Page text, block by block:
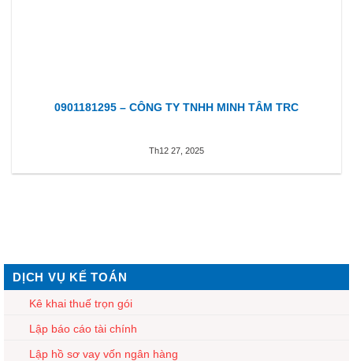
0901181295 – CÔNG TY TNHH MINH TÂM TRC
Th12 27, 2025
DỊCH VỤ KẾ TOÁN
Kê khai thuế trọn gói
Lập báo cáo tài chính
Lập hồ sơ vay vốn ngân hàng